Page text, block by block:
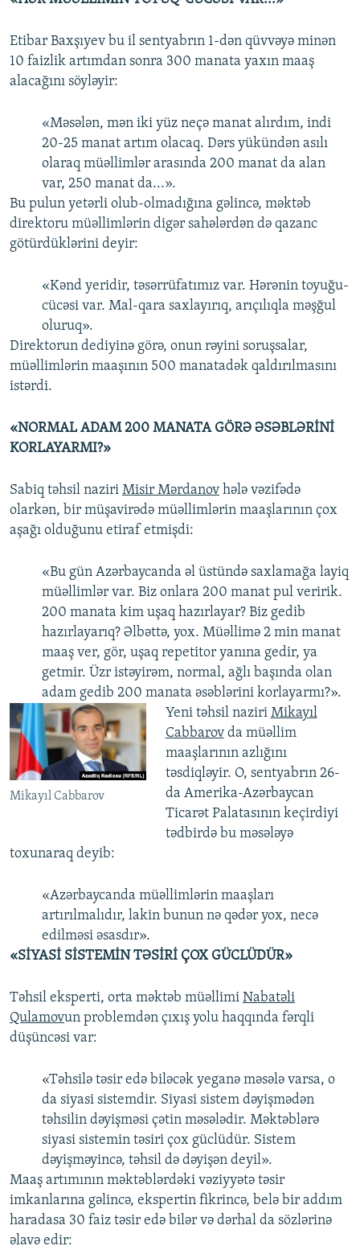
Etibar Baxşıyev bu il sentyabrın 1-dən qüvvəyə minən
10 faizlik artımdan sonra 300 manata yaxın maaş
alacağını söyləyir:
«Məsələn, mən iki yüz neçə manat alırdım, indi
20-25 manat artım olacaq. Dərs yükündən asılı
olaraq müəllimlər arasında 200 manat da alan
var, 250 manat da...».
Bu pulun yetərli olub-olmadığına gəlincə, məktəb
direktoru müəllimlərin digər sahələrdən də qazanc
götürdüklərini deyir:
«Kənd yeridir, təsərrüfatımız var. Hərənin toyuğu-
cücəsi var. Mal-qara saxlayırıq, arıçılıqla məşğul
oluruq».
Direktorun dediyinə görə, onun rəyini soruşsalar,
müəllimlərin maaşının 500 manatadək qaldırılmasını
istərdi.
«NORMAL ADAM 200 MANATA GÖRƏ ƏSƏBLƏRİNİ
KORLAYARMI?»
Sabiq təhsil naziri Misir Mərdanov hələ vəzifədə
olarkən, bir müşavirədə müəllimlərin maaşlarının çox
aşağı olduğunu etiraf etmişdi:
«Bu gün Azərbaycanda əl üstündə saxlamağa layiq
müəllimlər var. Biz onlara 200 manat pul veririk.
200 manata kim uşaq hazırlayar? Biz gedib
hazırlayarıq? Əlbəttə, yox. Müəllimə 2 min manat
maaş ver, gör, uşaq repetitor yanına gedir, ya
getmir. Üzr istəyirəm, normal, ağlı başında olan
adam gedib 200 manata əsəblərini korlayarmı?».
Mikayıl Cabbarov
Yeni təhsil naziri Mikayıl
Cabbarovda müəllim
maaşlarının azlığını
təsdiqləyir. O, sentyabrın 26-
da Amerika-Azərbaycan
Ticarət Palatasının keçirdiyi
tədbirdə bu məsələyə
toxunaraq deyib:
«Azərbaycanda müəllimlərin maaşları
artırılmalıdır, lakin bunun nə qədər yox, necə
edilməsi əsasdır».
«SİYASİ SİSTEMİN TƏSİRİ ÇOX GÜCLÜDÜR»
Təhsil eksperti, orta məktəb müəllimi Nabatəli
Qulamovun problemdən çıxış yolu haqqında fərqli
düşüncəsi var:
«Təhsilə təsir edə biləcək yeganə məsələ varsa, o
da siyasi sistemdir. Siyasi sistem dəyişmədən
təhsilin dəyişməsi çətin məsələdir. Məktəblərə
siyasi sistemin təsiri çox güclüdür. Sistem
dəyişməyincə, təhsil də dəyişən deyil».
Maaş artımının məktəblərdəki vəziyyətə təsir
imkanlarına gəlincə, ekspertin fikrincə, belə bir addım
haradasa 30 faiz təsir edə bilər və dərhal da sözlərinə
əlavə edir: